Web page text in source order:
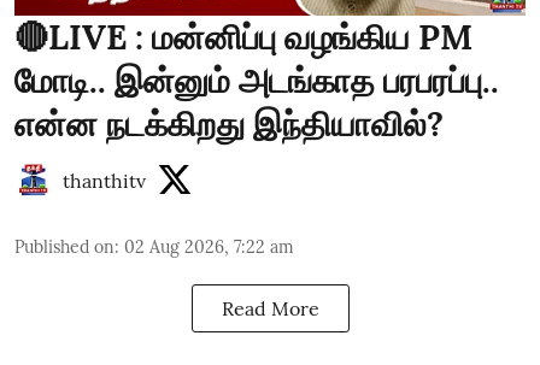
🔴LIVE : மன்னிப்பு வழங்கிய PM
மோடி.. இன்னும் அடங்காத பரபரப்பு..
என்ன நடக்கிறது இந்தியாவில்?
thanthitv
Published on: 02 Aug 2026, 7:22 am
Read More